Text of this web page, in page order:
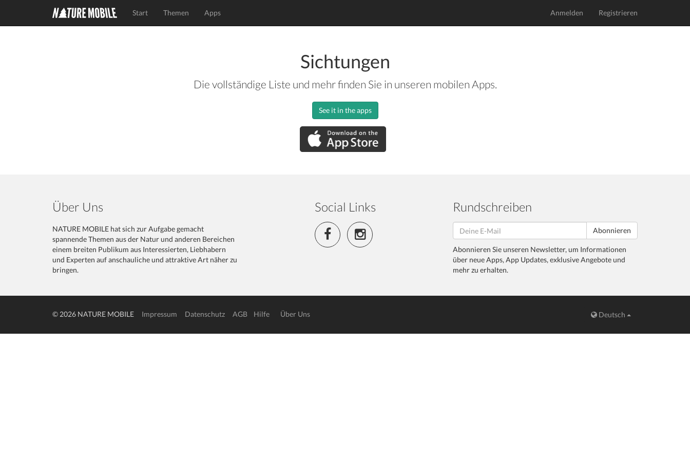
Start Themen Apps Anmelden Registrieren
Sichtungen
Die vollständige Liste und mehr finden Sie in unseren mobilen Apps.
See it in the apps
Über Uns
NATURE MOBILE hat sich zur Aufgabe gemacht
spannende Themen aus der Natur und anderen Bereichen
einem breiten Publikum aus Interessierten, Liebhabern
und Experten auf anschauliche und attraktive Art näher zu
bringen.
Social Links Rundschreiben
Abonnieren
Abonnieren Sie unseren Newsletter, um Informationen
über neue Apps, App Updates, exklusive Angebote und
mehr zu erhalten.
© 2026 NATURE MOBILE Impressum Datenschutz AGB Hilfe Über Uns Deutsch